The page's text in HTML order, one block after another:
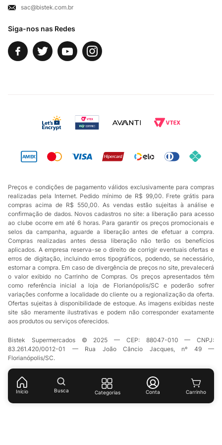
Início Busca Categorias Conta
Siga-nos nas Redes
Fale Conosco
sac@bistek.com.br
Preços e condições de pagamento válidos exclusivamente para compras
realizadas pela Internet. Pedido mínimo de R$ 99,00. Frete grátis para
compras acima de R$ 550,00. As vendas estão sujeitas à análise e
confirmação de dados. Novos cadastros no site: a liberação para acesso
ao clube ocorre em até 6 horas. Para garantir os preços promocionais e
selos da campanha, aguarde a liberação antes de efetuar a compra.
Compras realizadas antes dessa liberação não terão os benefícios
aplicados. A empresa reserva-se o direito de corrigir eventuais ofertas e
erros de digitação, incluindo erros tipográficos, podendo, se necessário,
estornar a compra. Em caso de divergência de preços no site, prevalecerá
o valor exibido no Carrinho de Compras. Os preços apresentados têm
como referência inicial a loja de Florianópolis/SC e poderão sofrer
variações conforme a localidade do cliente ou a regionalização da oferta.
Ofertas sujeitas à disponibilidade de estoque. As imagens exibidas neste
site são meramente ilustrativas e podem não corresponder exatamente
aos produtos ou serviços oferecidos.
Bistek Supermercados © 2025 — CEP: 88047-010 — CNPJ:
83.261.420/0012-01 — Rua João Câncio Jacques, nº 49 —
Florianópolis/SC.